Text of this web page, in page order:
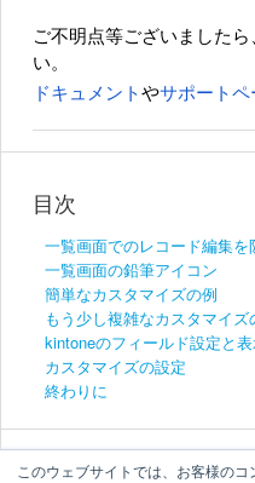
このウェブサイトでは、お客様の
ご不明点等ございましたら
い。
ドキュメントやサポートペ
目次
一覧画面でのレコード編集を
一覧画面の鉛筆アイコン
簡単なカスタマイズの例
もう少し複雑なカスタマイズ
kintoneのフィールド設定と
カスタマイズの設定
終わりに